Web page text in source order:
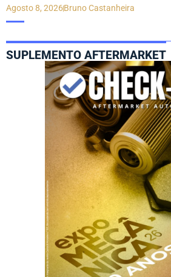
Agosto 8, 2026Bruno Castanheira
SUPLEMENTO AFTERMARKET